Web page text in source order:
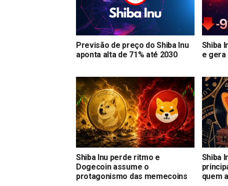
Previsão de preço do Shiba Inu
aponta alta de 71% até 2030
Shiba
e gera
Shiba Inu perde ritmo e
Dogecoin assume o
protagonismo das memecoins
Shiba
quem